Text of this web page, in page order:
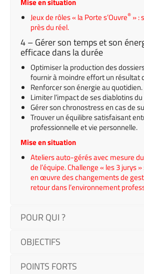
Jeux de rôles « la Porte s’Ouvre® » :
près du réel.
4 – Gérer son temps et son
efficace dans la durée
Optimiser la production des
fournir à moindre effort un résultat
Renforcer son énergie au quotidien.
Limiter l’impact de ses diablotins
Gérer son chronostress en cas de
Trouver un équilibre satisfaisant
professionnelle et vie personnelle.
Mise en situation
Ateliers auto-gérés avec mesure
de l’équipe. Challenge « les 3 jurys
en œuvre des changements de
retour dans l’environnement
POUR QUI ?
OBJECTIFS
POINTS FORTS